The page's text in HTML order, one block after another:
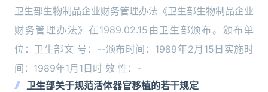
卫生部生物制品企业财务管理办法《卫生部生物制品企业
财务管理办法》在1989.02.15由卫生部颁布。颁布单
位：卫生部文 号：--颁布时间：1989年2月15日实施时
间：1989年1月1日时 效 性：-
卫生部关于规范活体器官移植的若干规定